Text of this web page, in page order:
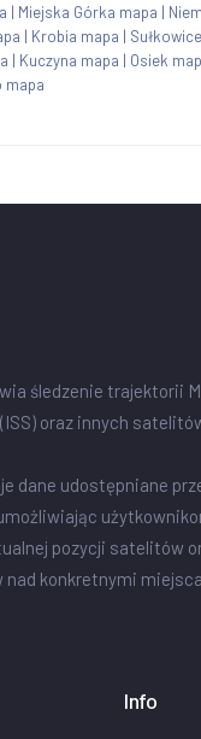
| Miejska Górka mapa |
| Krobia mapa |
| Kuczyna mapa | Osiek
mapa
śledzenie trajektorii
oraz innych
dane udostępniane
pozycji satelitów
konkretnymi
Info